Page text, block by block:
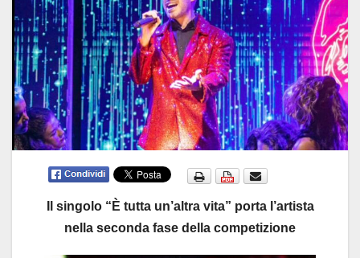
Il singolo “È tutta un’altra vita” porta l’artista
nella seconda fase della competizione